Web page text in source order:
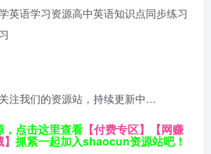
英语学习资源高中英语知识点同步练习
注我们的资源站，持续更新中…
点击这里查看 【付费专区】 【网赚
抓紧一起加入shaocun资源站吧！